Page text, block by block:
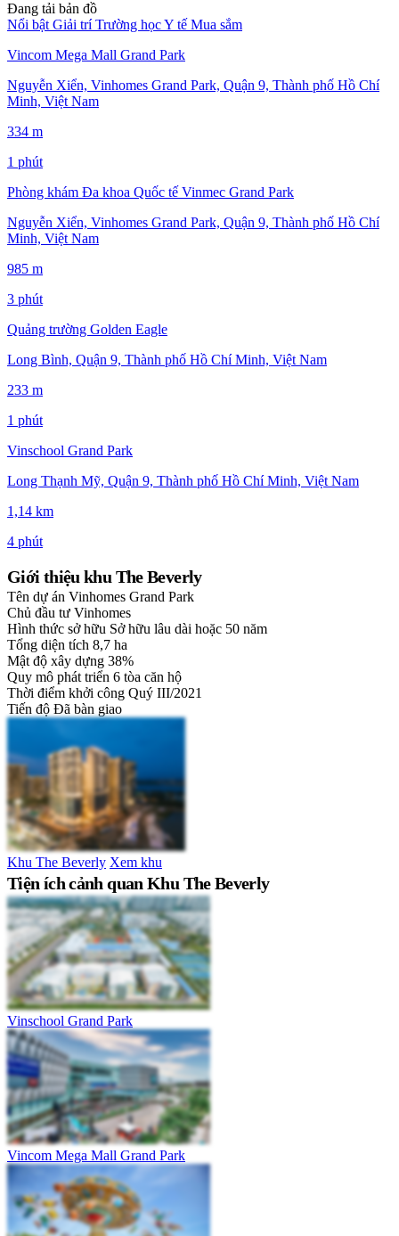
Đang tải bản đồ
Nổi bật Giải trí Trường họcY tế Mua sắm
Vincom Mega Mall Grand Park
Nguyễn Xiển, Vinhomes Grand Park, Quận 9, Thành phố Hồ Chí
Minh, Việt Nam
334 m
1 phút
Phòng khám Đa khoa Quốc tế Vinmec Grand Park
Nguyễn Xiển, Vinhomes Grand Park, Quận 9, Thành phố Hồ Chí
Minh, Việt Nam
985 m
3 phút
Quảng trường Golden Eagle
Long Bình, Quận 9, Thành phố Hồ Chí Minh, Việt Nam
233 m
1 phút
Vinschool Grand Park
Long Thạnh Mỹ, Quận 9, Thành phố Hồ Chí Minh, Việt Nam
1,14 km
4 phút
Giới thiệu khu The Beverly
Tên dự án Vinhomes Grand Park
Chủ đầu tư Vinhomes
Hình thức sở hữu Sở hữu lâu dài hoặc 50 năm
Tổng diện tích 8,7 ha
Mật độ xây dựng 38%
Quy mô phát triển 6 tòa căn hộ
Thời điểm khởi công Quý III/2021
Tiến độ Đã bàn giao
Khu The Beverly Xem khu
Tiện ích cảnh quan Khu The Beverly
Vinschool Grand Park
Vincom Mega Mall Grand Park